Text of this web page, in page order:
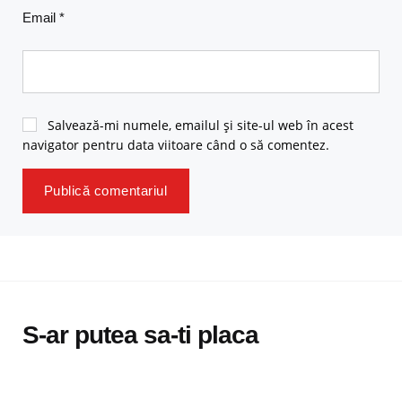
Email *
Salvează-mi numele, emailul și site-ul web în acest
navigator pentru data viitoare când o să comentez.
S-ar putea sa-ti placa